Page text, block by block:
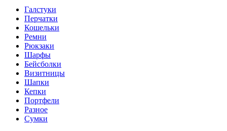
Галстуки
Перчатки
Кошельки
Ремни
Рюкзаки
Шарфы
Бейсболки
Визитницы
Шапки
Кепки
Портфели
Разное
Сумки